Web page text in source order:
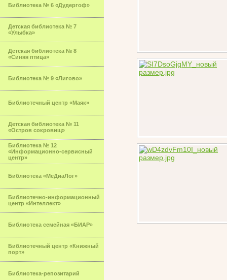
Библиотека № 6 «Дудергоф»
Детская библиотека № 7
«Улыбка»
Детская библиотека № 8
«Синяя птица»
Библиотека № 9 «Лигово»
Библиотечный центр «Маяк»
Детская библиотека № 11
«Остров сокровищ»
Библиотека № 12
«Информационно-сервисный
центр»
Библиотека «МеДиаЛог»
Библиотечно-информационный
центр «Интеллект»
Библиотека семейная «БИАР»
Библиотечный центр «Книжный
порт»
Библиотека-репозитарий